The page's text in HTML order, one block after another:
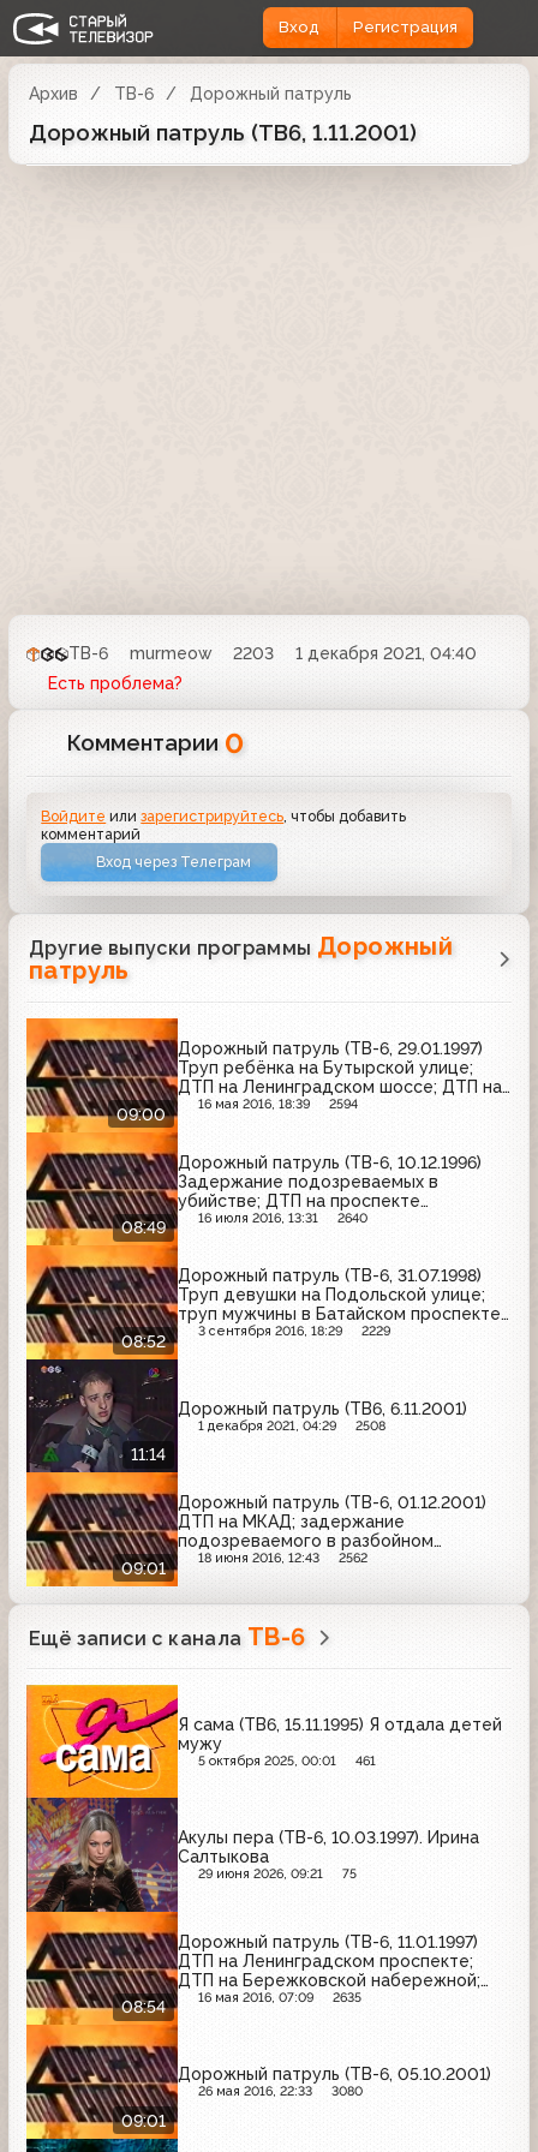
Вход Регистрация
Архив ТВ-6 Дорожный патруль
Дорожный патруль (ТВ6, 1.11.2001)
ТВ-6 murmeow 2203
1 декабря 2021, 04:40
Есть проблема?
Комментарии 0
Войдите илизарегистрируйтесь , чтобы добавить
комментарий
Вход через Телеграм
Другие выпуски программы Дорожный
патруль
09:00
Дорожный патруль (ТВ-6, 29.01.1997)
Труп ребёнка на Бутырской улице;
ДТП на Ленинградском шоссе; ДТП на
Носовихинском шоссе
16 мая 2016, 18:39 2594
08:49
Дорожный патруль (ТВ-6, 10.12.1996)
Задержание подозреваемых в
убийстве; ДТП на проспекте
Будённого; ДТП на Осенней улице
16 июля 2016, 13:31 2640
08:52
Дорожный патруль (ТВ-6, 31.07.1998)
Труп девушки на Подольской улице;
труп мужчины в Батайском проспекте;
горящий троллейбус на Рязанском
3 сентября 2016, 18:29 2229
11:14
Дорожный патруль (ТВ6, 6.11.2001)
1 декабря 2021, 04:29 2508
09:01
Дорожный патруль (ТВ-6, 01.12.2001)
ДТП на МКАД; задержание
подозреваемого в разбойном
нападении; пожар в Боровском
18 июня 2016, 12:43 2562
Ещё записи с канала ТВ-6
Я сама (ТВ6, 15.11.1995) Я отдала детей
мужу
5 октября 2025, 00:01 461
Акулы пера (ТВ-6, 10.03.1997). Ирина
Салтыкова
29 июня 2026, 09:21 75
08:54
Дорожный патруль (ТВ-6, 11.01.1997)
ДТП на Ленинградском проспекте;
ДТП на Бережковской набережной;
пожар в квартире на улице Сергея
16 мая 2016, 07:09 2635
09:01
Дорожный патруль (ТВ-6, 05.10.2001)
26 мая 2016, 22:33 3080